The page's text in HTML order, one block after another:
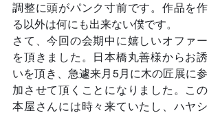
調整に頭がパンク寸前です。作品を作
る以外は何にも出来ない僕です。
さて、今回の会期中に嬉しいオファー
を頂きました。日本橋丸善様からお誘
いを頂き、急遽来月5月に木の匠展に参
加させて頂くことになりました。この
本屋さんには時々来ていたし、ハヤシ